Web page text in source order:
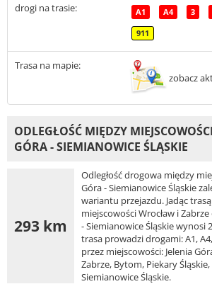
drogi na trasie: A1 A4 3
911
Trasa na mapie:
zobacz
ODLEGŁOŚĆ MIĘDZY
GÓRA - SIEMIANOWICE ŚLĄSKIE
293 km
Odległość drogowa między
Góra - Siemianowice Śląskie
wariantu przejazdu. Jadąc
miejscowości Wrocław i Zabrze
- Siemianowice Śląskie wynosi
trasa prowadzi drogami: A1,
przez miejscowości: Jelenia
Zabrze, Bytom, Piekary
Siemianowice Śląskie.